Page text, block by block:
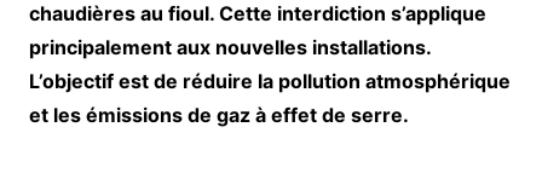
chaudières au fioul. Cette interdiction s’applique
principalement aux nouvelles installations.
L’objectif est de réduire la pollution atmosphérique
et les émissions de gaz à effet de serre.